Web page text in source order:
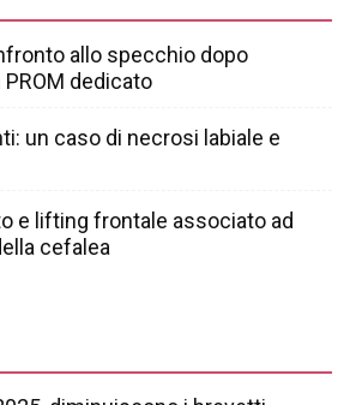
allo specchio dopo
dedicato
un caso di necrosi labiale e
e lifting frontale associato ad
cefalea